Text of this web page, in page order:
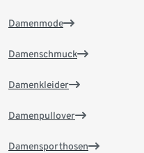
Damenmode
Damenschmuck
Damenkleider
Damenpullover
Damensporthosen